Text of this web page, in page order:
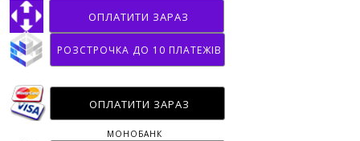
ОПЛАТИТИ ЗАРАЗ
РОЗСТРОЧКА ДО 10 ПЛАТЕЖІВ
ОПЛАТИТИ ЗАРАЗ
МОНОБАНК